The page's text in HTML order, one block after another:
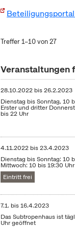
Treffer 1–10 von 27
Veranstaltungen
28.10.2022 bis26.2.2023
Dienstag bis Sonntag, 10
Erster und dritter
bis 22 Uhr
4.11.2022 bis23.4.2023
Dienstag bis Sonntag: 10
Mittwoch: 10 bis 19:30 Uhr
Eintritt frei
7.1. bis16.4.2023
Das Subtropenhaus ist
Uhr geöffnet